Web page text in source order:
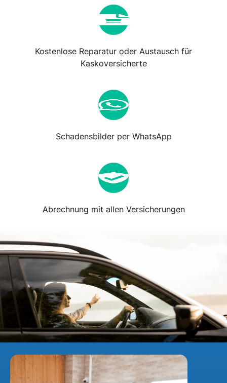
Kostenlose Reparatur oder Austausch für
Kaskoversicherte
Schadensbilder per WhatsApp
Abrechnung mit allen Versicherungen